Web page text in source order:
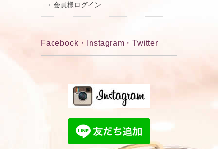
会員様ログイン
Facebook・Instagram・Twitter